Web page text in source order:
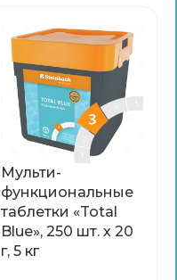
Мульти-
функциональные
таблетки «Total
Blue», 250 шт. х 20
г, 5 кг